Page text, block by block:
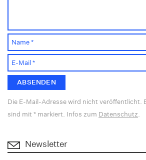
Die E-Mail-Adresse wird nicht veröffentlicht.
sind mit * markiert. Infos zum Datenschutz.
Newsletter